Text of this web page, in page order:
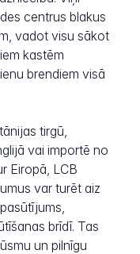
centrus blakus
vadot visu sākot
kastēm
brendiem visā
tirgū,
vai importē no
Eiropā, LCB
var turēt aiz
brīdī. Tas
un pilnīgu